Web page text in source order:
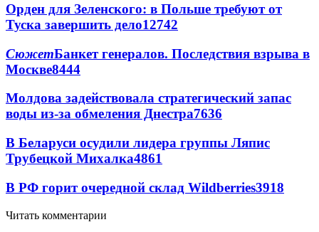
Орден для Зеленского: в Польше требуют от
Туска завершить дело12742
СюжетБанкет генералов. Последствия взрыва в
Москве8444
Молдова задействовала стратегический запас
воды из-за обмеления Днестра7636
В Беларуси осудили лидера группы Ляпис
Трубецкой Михалка4861
В РФ горит очередной склад Wildberries3918
Читать комментарии